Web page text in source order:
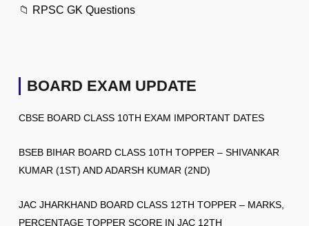
📁 RPSC GK Questions
BOARD EXAM UPDATE
CBSE BOARD CLASS 10TH EXAM IMPORTANT DATES
BSEB BIHAR BOARD CLASS 10TH TOPPER – SHIVANKAR
KUMAR (1ST) AND ADARSH KUMAR (2ND)
JAC JHARKHAND BOARD CLASS 12TH TOPPER – MARKS,
PERCENTAGE TOPPER SCORE IN JAC 12TH